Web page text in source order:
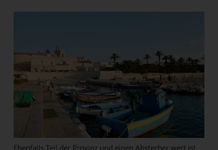
Ebenfalls Teil der Provinz und einen Abstecher wert ist